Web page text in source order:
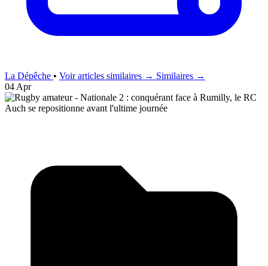
La Dépêche • Voir articles similaires → Similaires →
04 Apr